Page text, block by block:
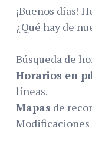
¡Buenos días!
¿Qué hay de
Búsqueda de
Horarios en
líneas.
Mapas de